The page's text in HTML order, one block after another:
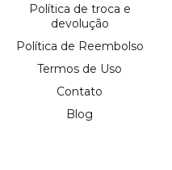
Política de troca e
devolução
Política de Reembolso
Termos de Uso
Contato
Blog